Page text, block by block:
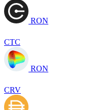
RON
CTC
RON
CRV